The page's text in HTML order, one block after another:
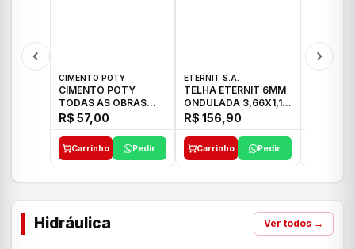
CIMENTO POTY
CIMENTO POTY
TODAS AS OBRAS
50KG CP-II F/32
R$ 57,00
Carrinho Pedir
ETERNIT S.A.
TELHA ETERNIT 6MM
ONDULADA 3,66X1,10
48,80KG
R$ 156,90
Carrinho Pedir
Hidráulica Ver todos →